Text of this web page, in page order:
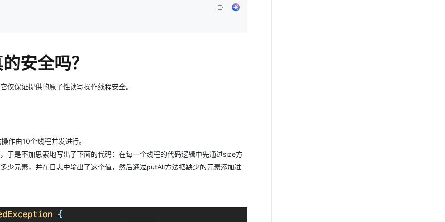
安全吗？
保证提供的原子性读写操作线程安全。
作由10个线程并发进行。
是不加思索地写出了下面的代码：在每一个线程的代码逻辑中先通过size方
少元素，并在日志中输出了这个值，然后通过putAll方法把缺少的元素添加进